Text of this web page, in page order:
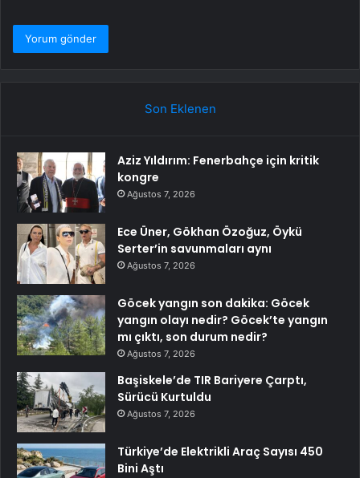
Son Eklenen
Aziz Yıldırım: Fenerbahçe için kritik
kongre
Ağustos 7, 2026
Ece Üner, Gökhan Özoğuz, Öykü
Serter’in savunmaları aynı
Ağustos 7, 2026
Göcek yangın son dakika: Göcek
yangın olayı nedir? Göcek’te yangın
mı çıktı, son durum nedir?
Ağustos 7, 2026
Başiskele’de TIR Bariyere Çarptı,
Sürücü Kurtuldu
Ağustos 7, 2026
Türkiye’de Elektrikli Araç Sayısı 450
Bini Aştı